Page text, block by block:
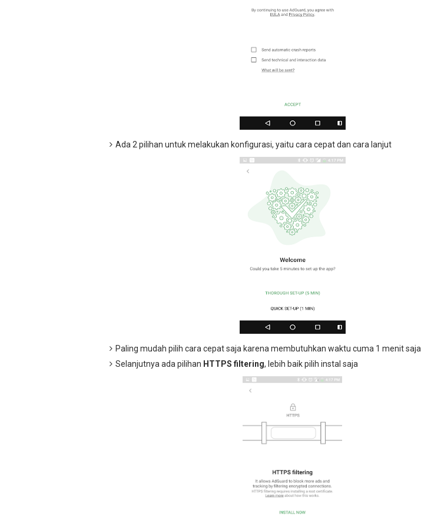
Ada 2 pilihan untuk melakukan konfigurasi, yaitu cara cepat dan cara lanjut
Paling mudah pilih cara cepat saja karena membutuhkan waktu cuma 1 menit saja
Selanjutnya ada pilihan HTTPS filtering, lebih baik pilih instal saja